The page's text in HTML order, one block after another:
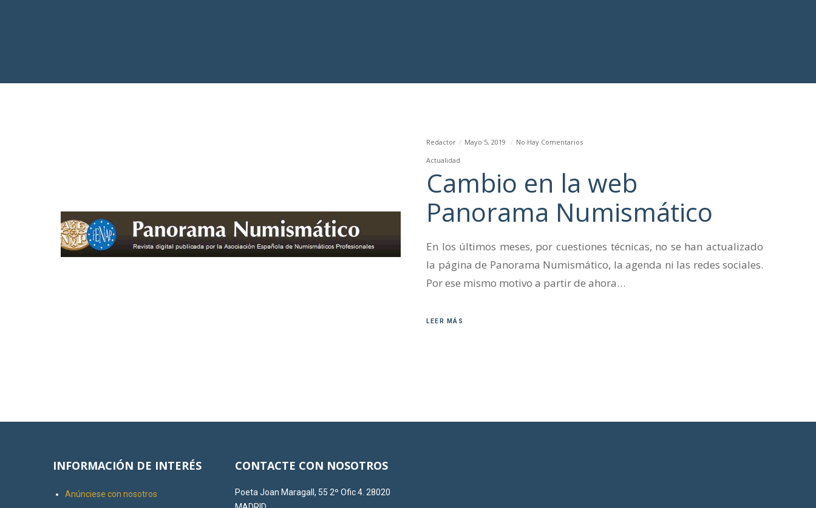
Redactor Mayo 5, 2019
No Hay Comentarios
Actualidad
Cambio en la web
Panorama Numismático
En los últimos meses, por cuestiones técnicas, no se han actualizado
la página de Panorama Numismático, la agenda ni las redes sociales.
Por ese mismo motivo a partir de ahora…
LEER MÁS
INFORMACIÓN DE INTERÉS
Anúnciese con nosotros
CONTACTE CON NOSOTROS
Poeta Joan Maragall, 55 2º Ofic 4. 28020